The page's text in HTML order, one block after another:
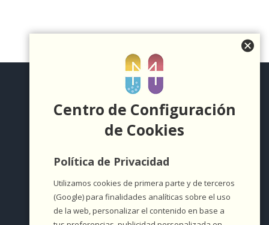
Centro de Configuración
de Cookies
Política de Privacidad
Utilizamos cookies de primera parte y de terceros
(Google) para finalidades analíticas sobre el uso
de la web, personalizar el contenido en base a